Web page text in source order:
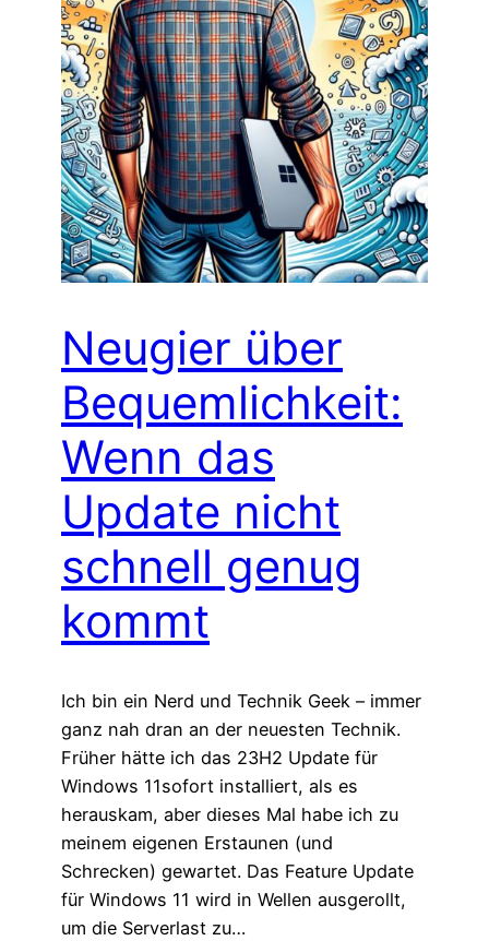
Neugier über
Bequemlichkeit:
Wenn das
Update nicht
schnell genug
kommt
Ich bin ein Nerd und Technik Geek – immer
ganz nah dran an der neuesten Technik.
Früher hätte ich das 23H2 Update für
Windows 11sofort installiert, als es
herauskam, aber dieses Mal habe ich zu
meinem eigenen Erstaunen (und
Schrecken) gewartet. Das Feature Update
für Windows 11 wird in Wellen ausgerollt,
um die Serverlast zu…